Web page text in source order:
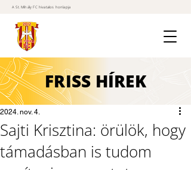
A St. Mihály FC hivatalos honlapja
FRISS HÍREK
Sajti Krisztina: örülök, hogy
támadásban is tudom
2024. nov. 4.